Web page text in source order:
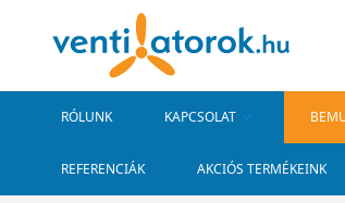
RÓLUNK KAPCSOLAT
REFERENCIÁK AKCIÓS TERMÉKEINK